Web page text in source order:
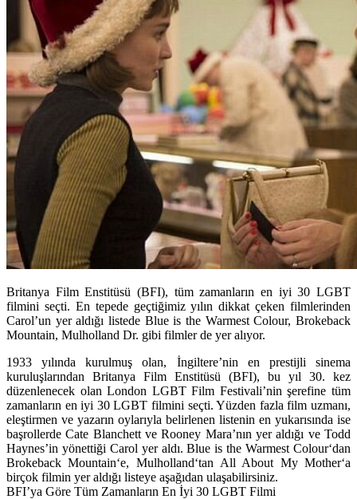
Britanya Film Enstitüsü (BFI), tüm zamanların en iyi 30 LGBT
filmini seçti. En tepede geçtiğimiz yılın dikkat çeken filmlerinden
Carol’un yer aldığı listede Blue is the Warmest Colour, Brokeback
Mountain, Mulholland Dr. gibi filmler de yer alıyor.
1933 yılında kurulmuş olan, İngiltere’nin en prestijli sinema
kuruluşlarından Britanya Film Enstitüsü (BFI), bu yıl 30. kez
düzenlenecek olan London LGBT Film Festivali’nin şerefine tüm
zamanların en iyi 30 LGBT filmini seçti. Yüzden fazla film uzmanı,
eleştirmen ve yazarın oylarıyla belirlenen listenin en yukarısında ise
başrollerde Cate Blanchett ve Rooney Mara’nın yer aldığı ve Todd
Haynes’in yönettiği Carol yer aldı.Blue is the Warmest Colour‘dan
Brokeback Mountain‘e, Mulholland‘tan All About My Mother‘a
birçok filmin yer aldığı listeye aşağıdan ulaşabilirsiniz.
BFI’ya Göre Tüm Zamanların En İyi 30 LGBT Filmi